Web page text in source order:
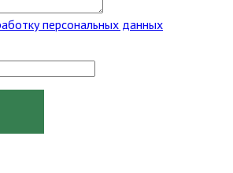
персональных данных